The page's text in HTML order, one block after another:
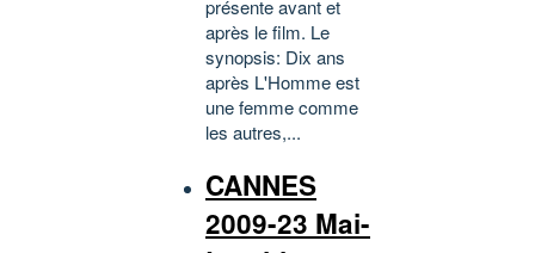
présente avant et
après le film. Le
synopsis: Dix ans
après L'Homme est
une femme comme
les autres,...
CANNES
2009-23 Mai-